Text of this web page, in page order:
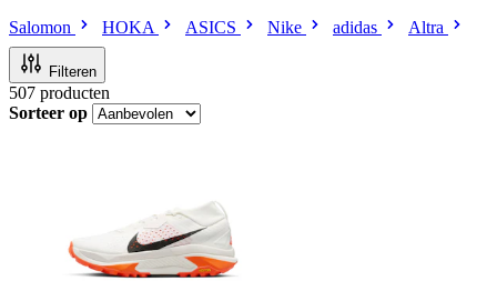
Salomon HOKA ASICS Nike adidas Altra
Filteren
507 producten
Sorteer op